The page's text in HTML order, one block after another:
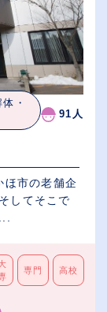
・
91人
ほ市の老舗企
してそこで
専門 高校